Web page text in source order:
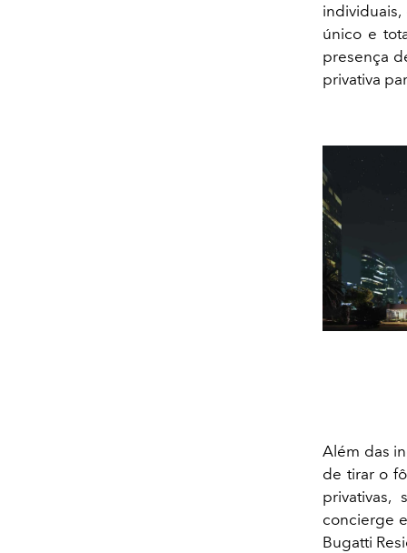
único e
presença
privativa
Além das
de tirar o
privativas,
concierge
Bugatti